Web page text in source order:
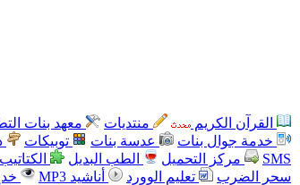
القرآن الكريم منتديات معهد بنات
خدمة جوال بنات
عدسة بنات توبيكات
SMS
مركز التحميل الطب البديل الكتاتيب
سحر الضرب
تعليم الوورد أناشيد MP3